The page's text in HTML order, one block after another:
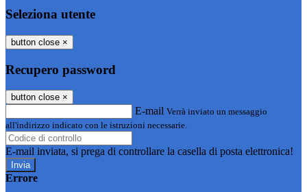
Seleziona utente
button close ×
Recupero password
button close ×
E-mail Verrà inviato un messaggio
all'indirizzo indicato con le istruzioni necessarie.
E-mail inviata, si prega di controllare la casella di posta elettronica!
Errore